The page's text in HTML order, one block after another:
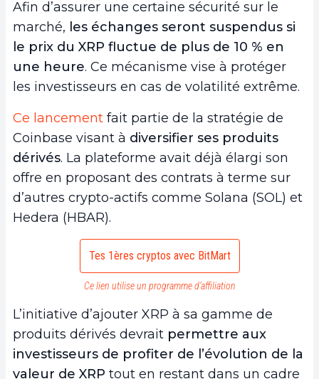
Afin d’assurer une certaine sécurité sur le
marché, les échanges seront suspendus si
le prix du XRP fluctue de plus de 10 % en
une heure. Ce mécanisme vise à protéger
les investisseurs en cas de volatilité extrême.
Ce lancement fait partie de la stratégie de
Coinbase visant à diversifier ses produits
dérivés. La plateforme avait déjà élargi son
offre en proposant des contrats à terme sur
d’autres crypto-actifs comme Solana (SOL) et
Hedera (HBAR).
Tes 1ères cryptos avec BitMart
Ce lien utilise un programme d’affiliation
L’initiative d’ajouter XRP à sa gamme de
produits dérivés devrait permettre aux
investisseurs de profiter de l’évolution de la
valeur de XRP tout en restant dans un cadre